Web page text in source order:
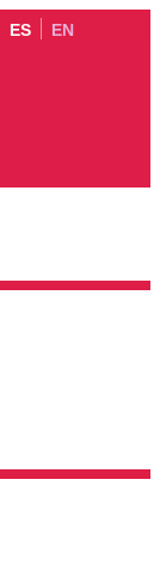
ES EN